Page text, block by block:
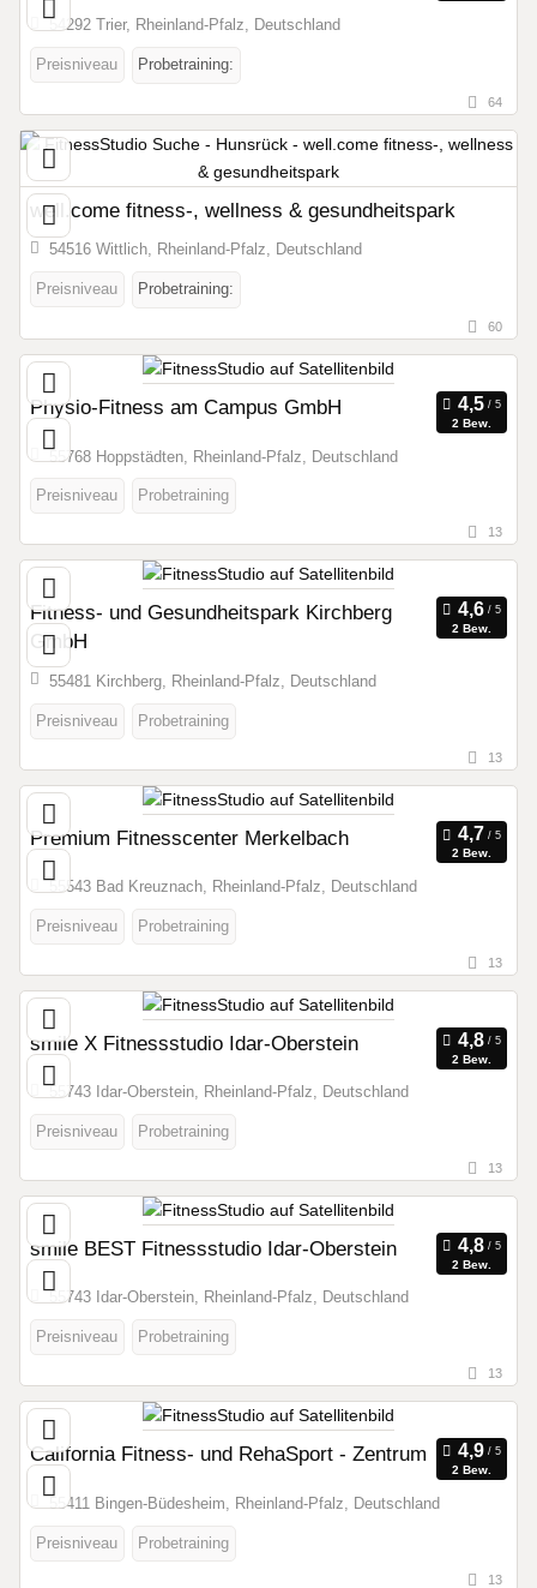
54292 Trier, Rheinland-Pfalz, Deutschland
Preisniveau Probetraining:
64
well.come fitness-, wellness & gesundheitspark
54516 Wittlich, Rheinland-Pfalz, Deutschland
Preisniveau Probetraining:
60
Physio-Fitness am Campus GmbH
2 Bew.
55768 Hoppstädten, Rheinland-Pfalz, Deutschland
Preisniveau Probetraining
13
Fitness- und Gesundheitspark Kirchberg
GmbH
2 Bew.
55481 Kirchberg, Rheinland-Pfalz, Deutschland
Preisniveau Probetraining
13
Premium Fitnesscenter Merkelbach
2 Bew.
55543 Bad Kreuznach, Rheinland-Pfalz, Deutschland
Preisniveau Probetraining
13
smile X Fitnessstudio Idar-Oberstein
2 Bew.
55743 Idar-Oberstein, Rheinland-Pfalz, Deutschland
Preisniveau Probetraining
13
smile BEST Fitnessstudio Idar-Oberstein
2 Bew.
55743 Idar-Oberstein, Rheinland-Pfalz, Deutschland
Preisniveau Probetraining
13
California Fitness- und RehaSport - Zentrum
2 Bew.
55411 Bingen-Büdesheim, Rheinland-Pfalz, Deutschland
Preisniveau Probetraining
13